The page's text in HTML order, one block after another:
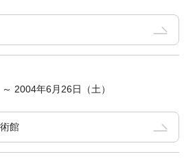
2004年6月26日（土）
館